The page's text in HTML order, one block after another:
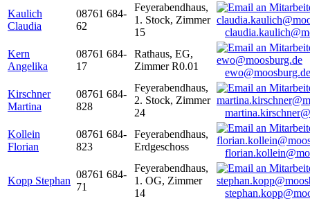
Kaulich
Claudia
08761 684-
62
Feyerabendhaus,
1. Stock, Zimmer
15
Kern
Angelika
08761 684-
17
Rathaus, EG,
Zimmer R0.01
ewo@moosburg.de
Kirschner
Martina
08761 684-
828
Feyerabendhaus,
2. Stock, Zimmer
24
Kollein
Florian
08761 684-
823
Feyerabendhaus,
Erdgeschoss
Kopp Stephan
08761 684-
71
Feyerabendhaus,
1. OG, Zimmer
14